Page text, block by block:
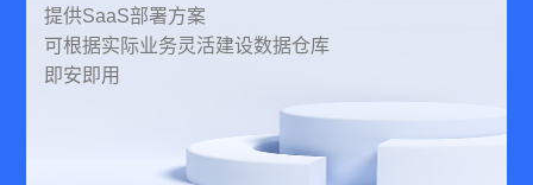
提供SaaS部署方案
可根据实际业务灵活建设数据仓库
即安即用